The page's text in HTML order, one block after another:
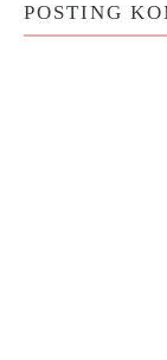
POSTING